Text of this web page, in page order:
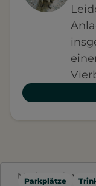
Parkplätze
Möchten Sie von